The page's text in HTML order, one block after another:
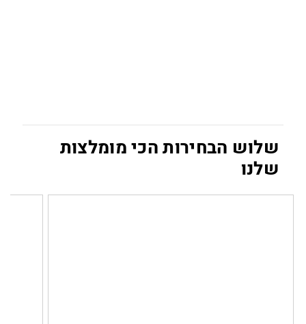
שלוש הבחירות הכי מומלצות
שלנו